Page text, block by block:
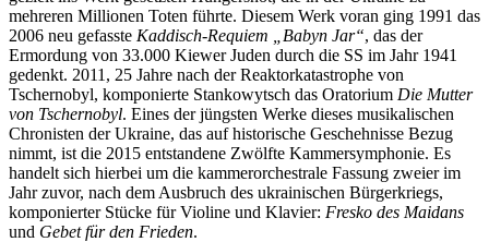
mehreren Millionen Toten führte. Diesem Werk voran ging 1991 das
2006 neu gefasste Kaddisch-Requiem „Babyn Jar“, das der
Ermordung von 33.000 Kiewer Juden durch die SS im Jahr 1941
gedenkt. 2011, 25 Jahre nach der Reaktorkatastrophe von
Tschernobyl, komponierte Stankowytsch das Oratorium Die Mutter
von Tschernobyl. Eines der jüngsten Werke dieses musikalischen
Chronisten der Ukraine, das auf historische Geschehnisse Bezug
nimmt, ist die 2015 entstandene Zwölfte Kammersymphonie. Es
handelt sich hierbei um die kammerorchestrale Fassung zweier im
Jahr zuvor, nach dem Ausbruch des ukrainischen Bürgerkriegs,
komponierter Stücke für Violine und Klavier: Fresko des Maidans
und Gebet für den Frieden.